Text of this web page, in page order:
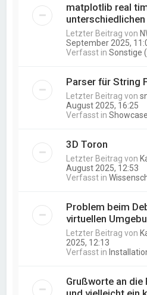
matplotlib real
Letzter Beitrag von
September 2025,
Verfasst inSonstige
Parser für String
Letzter Beitrag von
August 2025, 16:25
Verfasst inShowcase
3D Toron
Letzter Beitrag von
August 2025, 12:53
Verfasst in
Problem beim
virtuellen
Letzter Beitrag von
2025, 12:13
Verfasst in
Grußworte an